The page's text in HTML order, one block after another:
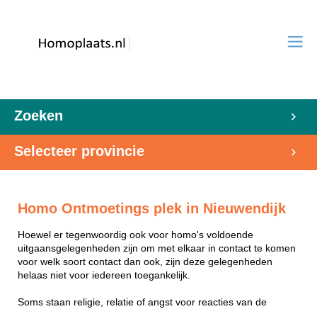
Zoeken
Selecteer provincie
Homo Ontmoetings plek in Nieuwendijk
Hoewel er tegenwoordig ook voor homo's voldoende
uitgaansgelegenheden zijn om met elkaar in contact te komen
voor welk soort contact dan ook, zijn deze gelegenheden
helaas niet voor iedereen toegankelijk.
Soms staan religie, relatie of angst voor reacties van de